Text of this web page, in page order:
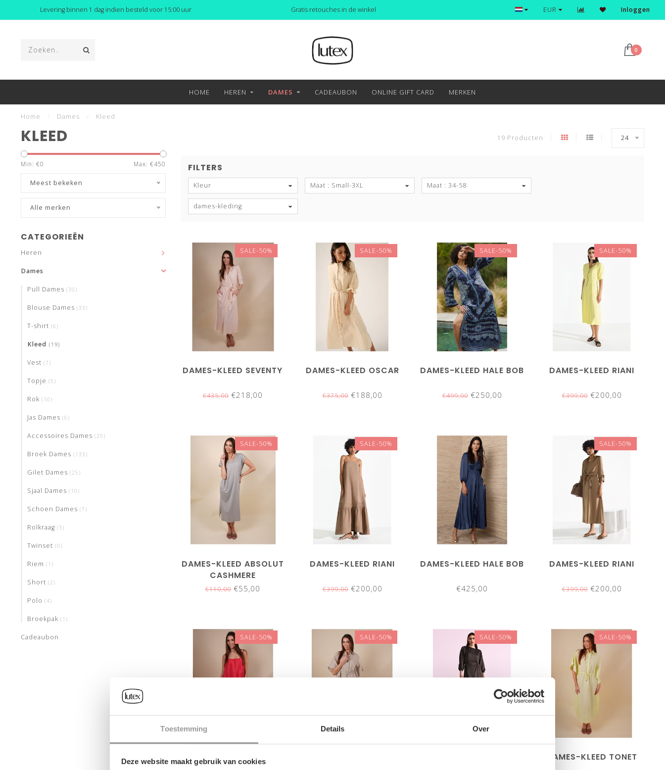
Toestemming Details Over
Deze website maakt gebruik van cookies
Levering binnen 1 dag indien besteld voor 15:00 uur Gratis retouches in de winkel Ontdek en shop de nieuwste trends
EUR Inloggen
0
HOME HEREN DAMES CADEAUBON ONLINE GIFT CARD MERKEN
Home Dames Kleed
KLEED 19 Producten 24
Min: €0 Max: €450
Meest bekeken
Alle merken
CATEGORIEËN
Heren
Dames
Pull Dames (30)
Blouse Dames (33)
T-shirt (6)
Kleed (19)
Vest (7)
Topje (5)
Rok (10)
Jas Dames (6)
Accessoires Dames (20)
Broek Dames (133)
Gilet Dames (25)
Sjaal Dames (10)
Schoen Dames (7)
Rolkraag (3)
Twinset (0)
Riem (1)
Short (2)
Polo (4)
Broekpak (1)
Cadeaubon
FILTERS
Kleur Maat : Small-3XL Maat : 34-58
dames-kleding
SALE-50%
DAMES-KLEED SEVENTY
€435,00€218,00
SALE-50%
DAMES-KLEED OSCAR
€375,00€188,00
SALE-50%
DAMES-KLEED HALE BOB
€499,00€250,00
SALE-50%
DAMES-KLEED RIANI
€399,00€200,00
SALE-50%
DAMES-KLEED ABSOLUT
CASHMERE
€110,00€55,00
SALE-50%
DAMES-KLEED RIANI
€399,00€200,00
DAMES-KLEED HALE BOB
€425,00
SALE-50%
DAMES-KLEED RIANI
€399,00€200,00
SALE-50%
DAMES-KLEED KIM AND
SALE-50% SALE-50% SALE-50%
DAMES-KLEED TONET